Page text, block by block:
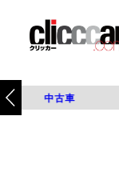
中古車